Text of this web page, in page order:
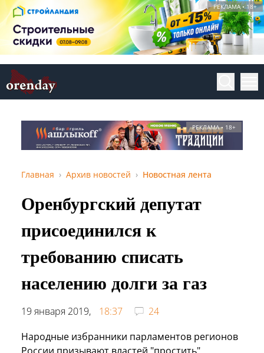
РЕКЛАМА • 18+
РЕКЛАМА • 18+
Главная Архив новостей Новостная лента
Оренбургский депутат
присоединился к
требованию списать
населению долги за газ
19 января 2019, 18:37
24
Народные избранники парламентов регионов